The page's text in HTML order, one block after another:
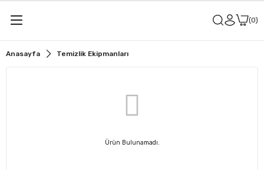
0
Anasayfa Temizlik Ekipmanları
Ürün Bulunamadı.